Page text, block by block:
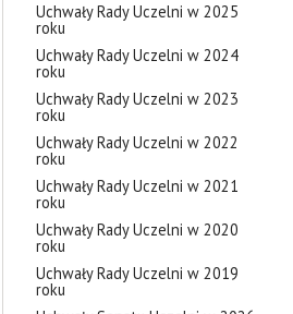
Uchwały Rady Uczelni w 2025
roku
Uchwały Rady Uczelni w 2024
roku
Uchwały Rady Uczelni w 2023
roku
Uchwały Rady Uczelni w 2022
roku
Uchwały Rady Uczelni w 2021
roku
Uchwały Rady Uczelni w 2020
roku
Uchwały Rady Uczelni w 2019
roku